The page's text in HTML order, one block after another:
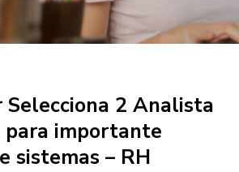
Selecciona 2 Analista
para importante
sistemas – RH